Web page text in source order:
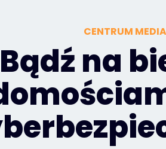
CENTRUM
Bądź na